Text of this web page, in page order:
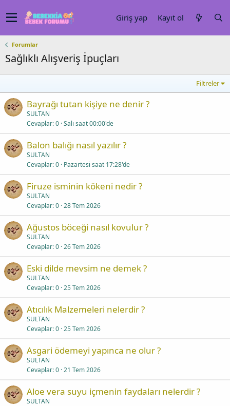
Giriş yap Kayıt ol
Forumlar
Sağlıklı Alışveriş İpuçları
Filtreler
Bayrağı tutan kişiye ne denir ?
SULTAN
Cevaplar 0 Salı saat 00:00'de
Balon balığı nasıl yazılır ?
SULTAN
Cevaplar 0 Pazartesi saat 17:28'de
Firuze isminin kökeni nedir ?
SULTAN
Cevaplar 0 28 Tem 2026
Ağustos böceği nasıl kovulur ?
SULTAN
Cevaplar 0 26 Tem 2026
Eski dilde mevsim ne demek ?
SULTAN
Cevaplar 0 25 Tem 2026
Atıcılık Malzemeleri nelerdir ?
SULTAN
Cevaplar 0 25 Tem 2026
Asgari ödemeyi yapınca ne olur ?
SULTAN
Cevaplar 0 21 Tem 2026
Aloe vera suyu içmenin faydaları nelerdir ?
SULTAN